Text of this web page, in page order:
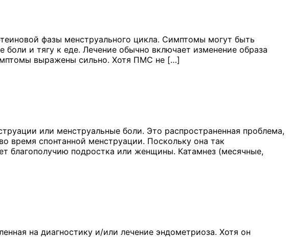
фазы менструального цикла. Симптомы могут быть
и тягу к еде. Лечение обычно включает изменение образа
выражены сильно. Хотя ПМС не […]
или менструальные боли. Это распространенная проблема,
спонтанной менструации. Поскольку она так
благополучию подростка или женщины. Катамнез (месячные,
на диагностику и/или лечение эндометриоза. Хотя он